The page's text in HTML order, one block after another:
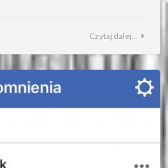
Czytaj dalej...